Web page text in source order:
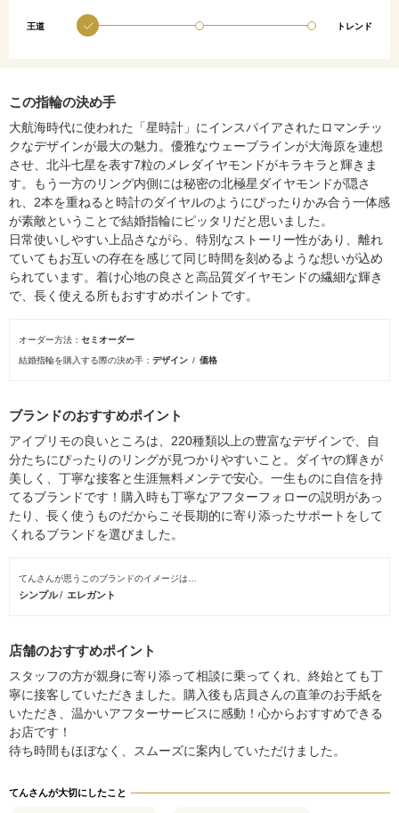
王道 トレンド
この指輪の決め手
大航海時代に使われた「星時計」にインスパイアされたロマンチッ
クなデザインが最大の魅力。優雅なウェーブラインが大海原を連想
させ、北斗七星を表す7粒のメレダイヤモンドがキラキラと輝きま
す。もう一方のリング内側には秘密の北極星ダイヤモンドが隠さ
れ、2本を重ねると時計のダイヤルのようにぴったりかみ合う一体感
が素敵ということで結婚指輪にピッタリだと思いました。
日常使いしやすい上品さながら、特別なストーリー性があり、離れ
ていてもお互いの存在を感じて同じ時間を刻めるような想いが込め
られています。着け心地の良さと高品質ダイヤモンドの繊細な輝き
で、長く使える所もおすすめポイントです。
オーダー方法 セミオーダー
結婚指輪を購入する際の決め手 デザイン 価格
ブランドのおすすめポイント
アイプリモの良いところは、220種類以上の豊富なデザインで、自
分たちにぴったりのリングが見つかりやすいこと。ダイヤの輝きが
美しく、丁寧な接客と生涯無料メンテで安心。一生ものに自信を持
てるブランドです！購入時も丁寧なアフターフォローの説明があっ
たり、長く使うものだからこそ長期的に寄り添ったサポートをして
くれるブランドを選びました。
てんさんが思うこのブランドのイメージは…
シンプル エレガント
店舗のおすすめポイント
スタッフの方が親身に寄り添って相談に乗ってくれ、終始とても丁
寧に接客していただきました。購入後も店員さんの直筆のお手紙を
いただき、温かいアフターサービスに感動！心からおすすめできる
お店です！
待ち時間もほぼなく、スムーズに案内していただけました。
てんさんが大切にしたこと